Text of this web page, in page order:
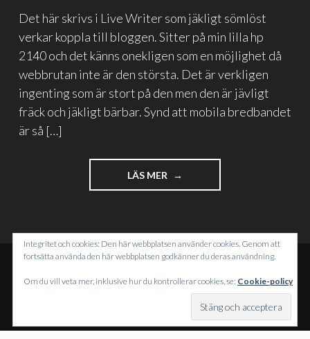
Det här skrivs i Live Writer som jäkligt sömlöst
verkar koppla till bloggen. Sitter på min lilla hp
2140 och det känns onekligen som en möjlighet då
webbrutan inte är den största. Det är verkligen
ingenting som är stort på den men den är jävligt
fräck och jäkligt bärbar. Synd att mobila bredbandet
är så […]
LÄS MER
"TESTAR
LIVEWRITER
ÖVER
BREDBANDET"
DRIVS MED WORDPRESS
WORDPRESS.COM.
Integritet och cookies: Den här webbplatsen använder cookies. Genom att
fortsätta använda den här webbplatsen godkänner du deras användning.
Om du vill veta mer, inklusive hur du kontrollerar cookies, se: Cookie-policy